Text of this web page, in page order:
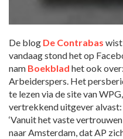
De blog De Contrabas wist
vandaag stond het op
nam Boekblad het ook
Arbeiderspers. Het
te lezen via de site van
vertrekkend uitgever alvast:
‘Vanuit het vaste
naar Amsterdam, dat AP